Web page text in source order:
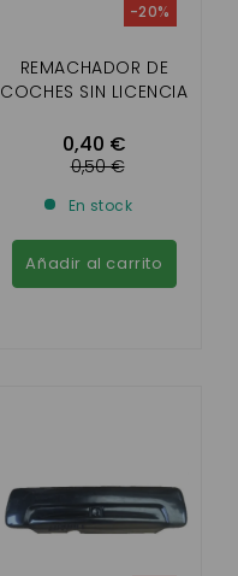
REMACHADOR DE
COCHES SIN LICENCIA
0,40 €
-20%
0,50 €
En stock
Añadir al carrito